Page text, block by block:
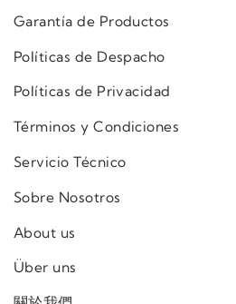
Garantía de Productos
Políticas de Despacho
Políticas de Privacidad
Términos y Condiciones
Servicio Técnico
Sobre Nosotros
About us
Über uns